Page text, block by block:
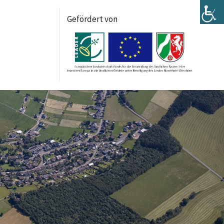
Gefördert von